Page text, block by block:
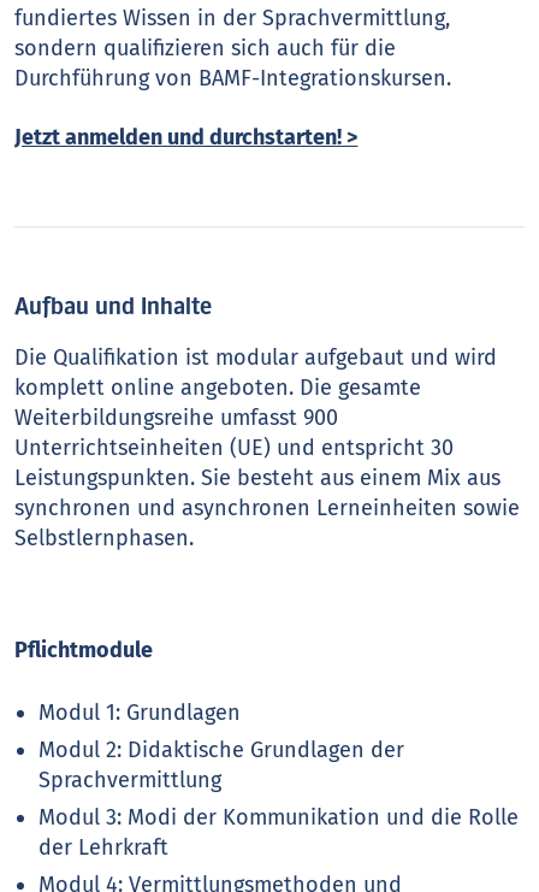
fundiertes Wissen in der Sprachvermittlung,
sondern qualifizieren sich auch für die
Durchführung von BAMF-Integrationskursen.
Jetzt anmelden und durchstarten! >
Aufbau und Inhalte
Die Qualifikation ist modular aufgebaut und wird
komplett online angeboten. Die gesamte
Weiterbildungsreihe umfasst 900
Unterrichtseinheiten (UE) und entspricht 30
Leistungspunkten. Sie besteht aus einem Mix aus
synchronen und asynchronen Lerneinheiten sowie
Selbstlernphasen.
Pflichtmodule
Modul 1: Grundlagen
Modul 2: Didaktische Grundlagen der
Sprachvermittlung
Modul 3: Modi der Kommunikation und die Rolle
der Lehrkraft
Modul 4: Vermittlungsmethoden und